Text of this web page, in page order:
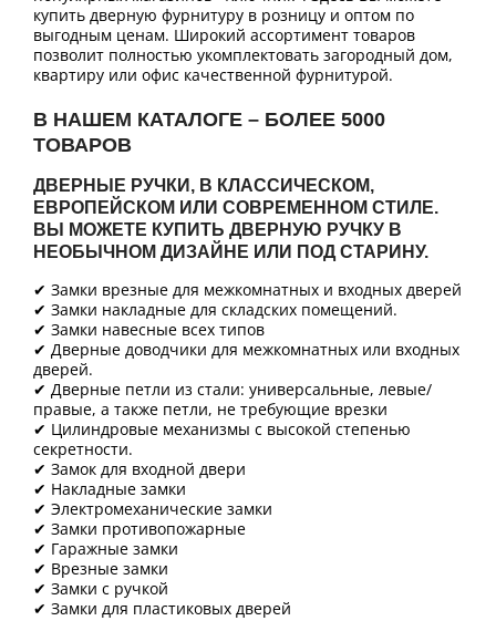
купить дверную фурнитуру в розницу и оптом по
выгодным ценам. Широкий ассортимент товаров
позволит полностью укомплектовать загородный дом,
квартиру или офис качественной фурнитурой.
В НАШЕМ КАТАЛОГЕ – БОЛЕЕ 5000
ТОВАРОВ
ДВЕРНЫЕ РУЧКИ, В КЛАССИЧЕСКОМ,
ЕВРОПЕЙСКОМ ИЛИ СОВРЕМЕННОМ СТИЛЕ.
ВЫ МОЖЕТЕ КУПИТЬ ДВЕРНУЮ РУЧКУ В
НЕОБЫЧНОМ ДИЗАЙНЕ ИЛИ ПОД СТАРИНУ.
✔ Замки врезные для межкомнатных и входных дверей
✔ Замки накладные для складских помещений.
✔ Замки навесные всех типов
✔ Дверные доводчики для межкомнатных или входных
дверей.
✔ Дверные петли из стали: универсальные, левые/
правые, а также петли, не требующие врезки
✔ Цилиндровые механизмы с высокой степенью
секретности.
✔ Замок для входной двери
✔ Накладные замки
✔ Электромеханические замки
✔ Замки противопожарные
✔ Гаражные замки
✔ Врезные замки
✔ Замки с ручкой
✔ Замки для пластиковых дверей